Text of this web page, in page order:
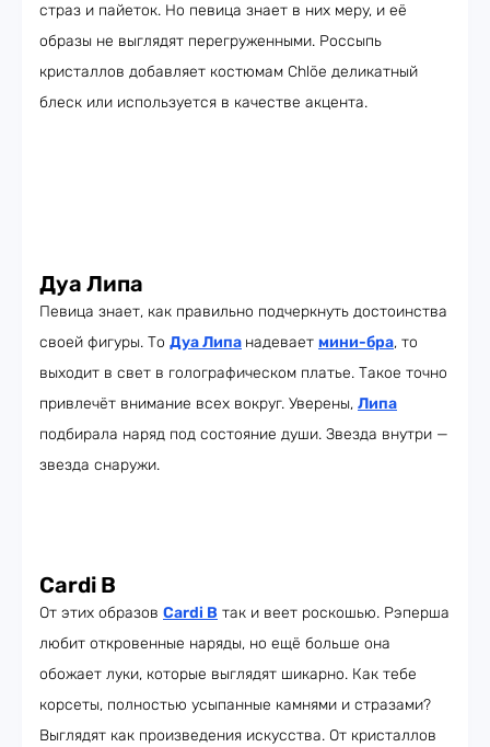
страз и пайеток. Но певица знает в них меру, и её
образы не выглядят перегруженными. Россыпь
кристаллов добавляет костюмам Chlöe деликатный
блеск или используется в качестве акцента.
Дуа Липа
Певица знает, как правильно подчеркнуть достоинства
своей фигуры. То Дуа Липа надевает мини-бра, то
выходит в свет в голографическом платье. Такое точно
привлечёт внимание всех вокруг. Уверены, Липа
подбирала наряд под состояние души. Звезда внутри —
звезда снаружи.
Cardi B
От этих образов Cardi B так и веет роскошью. Рэперша
любит откровенные наряды, но ещё больше она
обожает луки, которые выглядят шикарно. Как тебе
корсеты, полностью усыпанные камнями и стразами?
Выглядят как произведения искусства. От кристаллов